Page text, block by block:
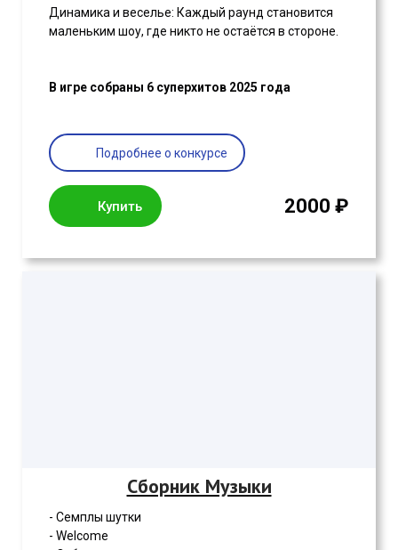
Динамика и веселье: Каждый раунд становится
маленьким шоу, где никто не остаётся в стороне.
В игре собраны 6 суперхитов 2025 года
Подробнее о конкурсе
Купить 2000 ₽
Сборник Музыки
- Семплы шутки
- Welcome